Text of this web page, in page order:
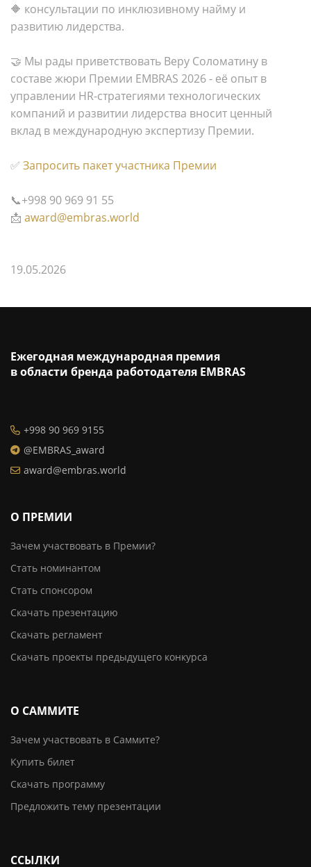
🔶 консультации по инклюзивному найму и
развитию лидерства.
🤝 Мы рады приветствовать Веру Соломатину в
составе жюри Премии EMBRAS 2026 - её опыт в
управлении HR-стратегиями технологических
компаний и развитии лидерства вносит ценный
вклад в международную экспертизу Премии.
✅ Запросить пакет участника Премии
📞+998 90 969 91 55
📩 award@embras.world
19.05.2026
Ежегодная международная премия
в области бренда работодателя EMBRAS
+998 90 969 9155
@EMBRAS_award
award@embras.world
О ПРЕМИИ
Зачем участвовать в Премии?
Стать номинантом
Стать спонсором
Скачать презентацию
Скачать регламент
Скачать проекты предыдущего конкурса
О САММИТЕ
Зачем участвовать в Саммите?
Купить билет
Скачать программу
Предложить тему презентации
ССЫЛКИ